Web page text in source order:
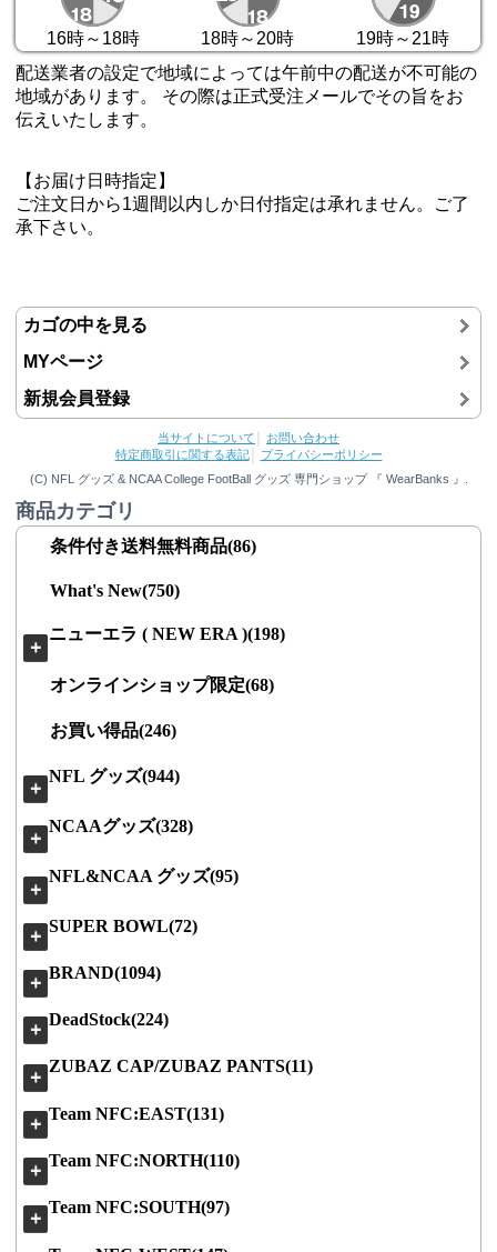
16時～18時 18時～20時
19時～21時
配送業者の設定で地域によっては午前中の配送が不可能の
地域があります。 その際は正式受注メールでその旨をお
伝えいたします。
【お届け日時指定】
ご注文日から1週間以内しか日付指定は承れません。ご了
承下さい。
カゴの中を見る
MYページ
新規会員登録
当サイトについて
お問い合わせ
特定商取引に関する表記│
プライバシーポリシー
(C) NFL グッズ & NCAA College FootBall グッズ 専門ショップ 『 WearBanks 』.
商品カテゴリ
条件付き送料無料商品(86)
What's New(750)
＋
ニューエラ ( NEW ERA )(198)
オンラインショップ限定(68)
お買い得品(246)
＋
NFL グッズ(944)
＋
NCAAグッズ(328)
＋
NFL&NCAA グッズ(95)
＋
SUPER BOWL(72)
＋
BRAND(1094)
＋
DeadStock(224)
＋
ZUBAZ CAP/ZUBAZ PANTS(11)
＋
Team NFC:EAST(131)
＋
Team NFC:NORTH(110)
＋
Team NFC:SOUTH(97)